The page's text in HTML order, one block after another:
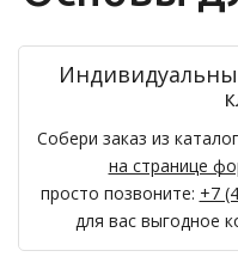
Собери заказ из
на странице
просто позвоните: +7
для вас выгодное